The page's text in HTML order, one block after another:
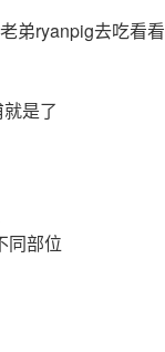
弟ryanpig去吃看看
是了
同部位